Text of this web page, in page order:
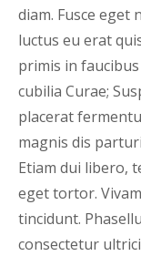
diam. Fusce eget
luctus eu erat
primis in
cubilia Curae;
placerat
magnis dis
Etiam dui libero,
eget tortor.
tincidunt.
consectetur